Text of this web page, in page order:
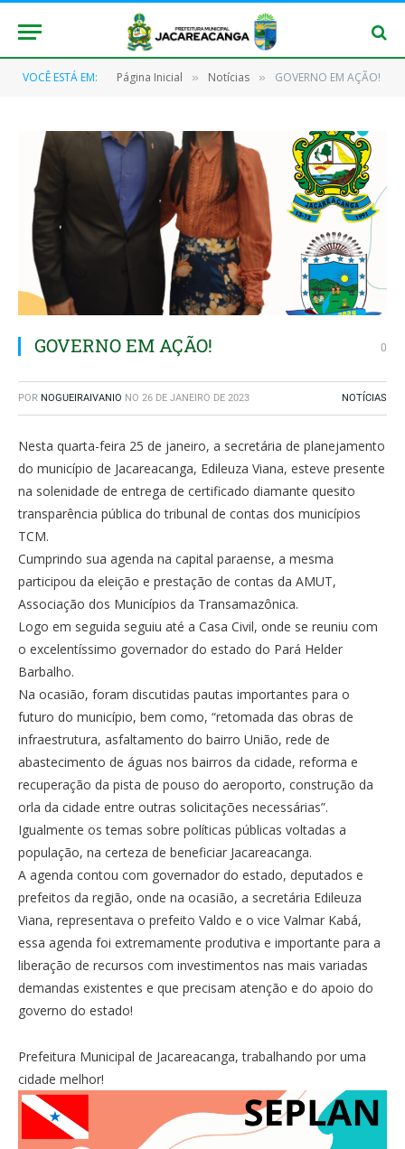
VOCÊ ESTÁ EM: Página Inicial » Notícias » GOVERNO EM AÇÃO!
GOVERNO EM AÇÃO! 0
POR NOGUEIRAIVANIO NO 26 DE JANEIRO DE 2023 NOTÍCIAS
Nesta quarta-feira 25 de janeiro, a secretária de planejamento
do município de Jacareacanga, Edileuza Viana, esteve presente
na solenidade de entrega de certificado diamante quesito
transparência pública do tribunal de contas dos municípios
TCM.
Cumprindo sua agenda na capital paraense, a mesma
participou da eleição e prestação de contas da AMUT,
Associação dos Municípios da Transamazônica.
Logo em seguida seguiu até a Casa Civil, onde se reuniu com
o excelentíssimo governador do estado do Pará Helder
Barbalho.
Na ocasião, foram discutidas pautas importantes para o
futuro do município, bem como, “retomada das obras de
infraestrutura, asfaltamento do bairro União, rede de
abastecimento de águas nos bairros da cidade, reforma e
recuperação da pista de pouso do aeroporto, construção da
orla da cidade entre outras solicitações necessárias”.
Igualmente os temas sobre políticas públicas voltadas a
população, na certeza de beneficiar Jacareacanga.
A agenda contou com governador do estado, deputados e
prefeitos da região, onde na ocasião, a secretária Edileuza
Viana, representava o prefeito Valdo e o vice Valmar Kabá,
essa agenda foi extremamente produtiva e importante para a
liberação de recursos com investimentos nas mais variadas
demandas existentes e que precisam atenção e do apoio do
governo do estado!
Prefeitura Municipal de Jacareacanga, trabalhando por uma
cidade melhor!
Tocador